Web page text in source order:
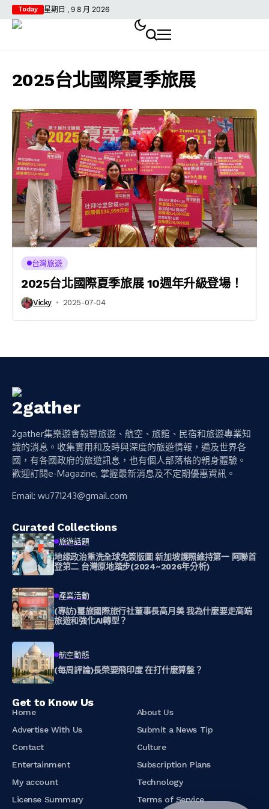
Today 星期日 , 9 8 月 2026
2025台北國際夏季旅展
台灣旅遊
2025台北國際夏季旅展 10週年升級登場！
Vicky 2025-07-04
2gather集樂遊會報導旅遊、航空、旅館、民宿和旅遊專業知
識的消息。收集實用和及時與深度的旅遊情報，遍及世界各
國，有各國政府的旅遊訊息，也有個人部落格的親身體驗。
歡迎訂閱e-Magazine, 掌握最新消息及不定期優惠資訊。
Email: wu771243@gmail.com
Curated Collections
旅遊話題
地缘政治重洗全球免簽版圖 新加坡護照維持第一 阿聯首
登第二 台灣原地踏步(2024~2026年分析)
產業活動
(專訪)璽旅國際旅行社董事長高月美 我為什麼要走高端
旅遊和強化AI轉型？
航空動態
(每周評論)長榮要飛印度 在打什麼算盤？
Get to Know Us
Home
About Us
Advertise With Us
Submit a News Tip
Contact
Culture
Entertainment
Subscription Plans
My account
Technology
License Summary
Terms of Service